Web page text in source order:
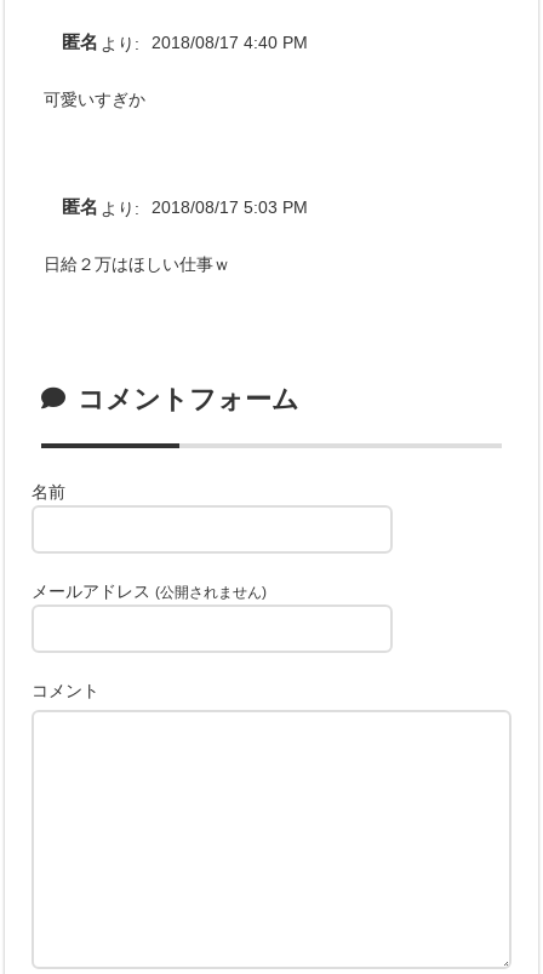
匿名 より: 2018/08/17 4:40 PM
可愛いすぎか
匿名 より: 2018/08/17 5:03 PM
日給２万はほしい仕事ｗ
コメントフォーム
名前
メールアドレス(公開されません)
コメント